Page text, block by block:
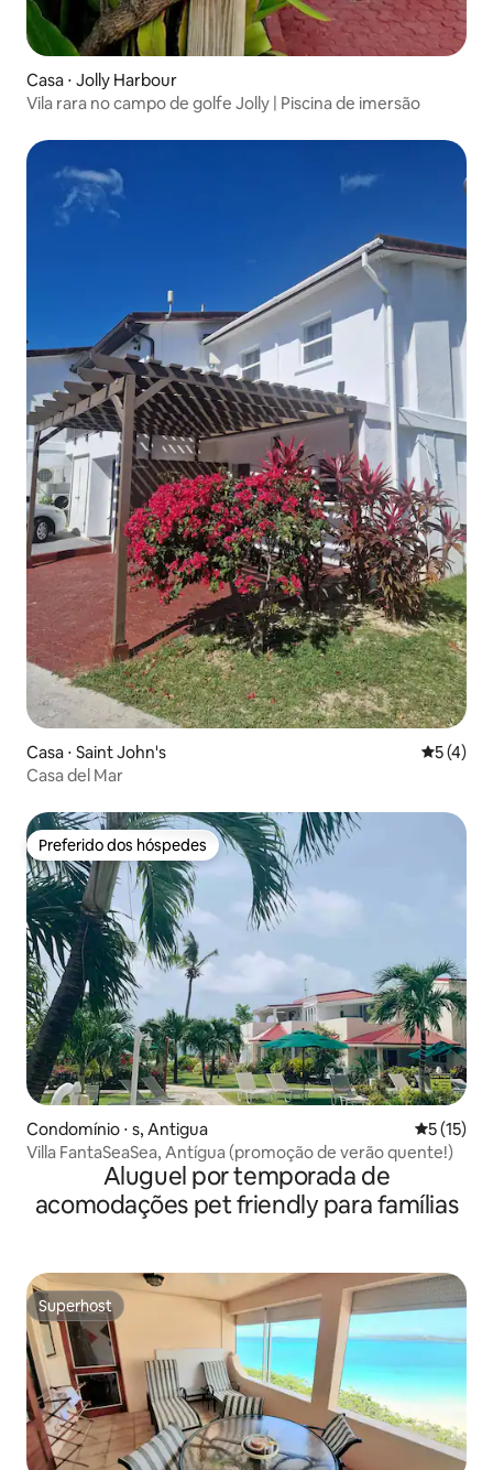
Casa ⋅ Jolly Harbour
Vila rara no campo de golfe Jolly | Piscina de imersão
Casa ⋅ Saint John's 5 de
5 (4)
Casa del Mar
Preferido dos hóspedes
Preferido dos hóspedes
Condomínio ⋅ s, Antigua 5 de uma
5 (15)
Villa FantaSeaSea, Antígua (promoção de verão quente!)
Aluguel por temporada de
acomodações pet friendly para famílias
Superhost
Superhost